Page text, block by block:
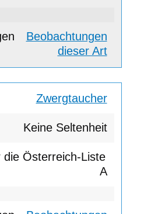
Beobachtungen
dieser Art
Zwergtaucher
Keine Seltenheit
A